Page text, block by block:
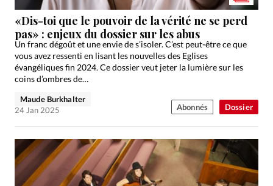
Dossier
«Dis-toi que le pouvoir de la vérité ne se perd
pas» : enjeux du dossier sur les abus
Un franc dégoût et une envie de s’isoler. C’est peut-être ce que
vous avez ressenti en lisant les nouvelles des Eglises
évangéliques fin 2024. Ce dossier veut jeter la lumière sur les
coins d’ombres de…
Maude Burkhalter
24 Jan 2025
Abonnés